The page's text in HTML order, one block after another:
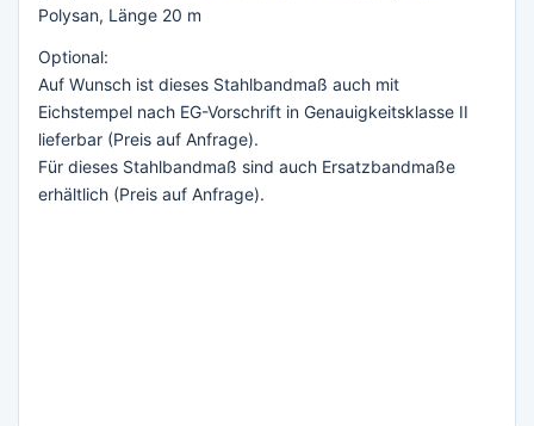
Polysan, Länge 20 m
Optional:
Auf Wunsch ist dieses Stahlbandmaß auch mit
Eichstempel nach EG-Vorschrift in Genauigkeitsklasse II
lieferbar (Preis auf Anfrage).
Für dieses Stahlbandmaß sind auch Ersatzbandmaße
erhältlich (Preis auf Anfrage).